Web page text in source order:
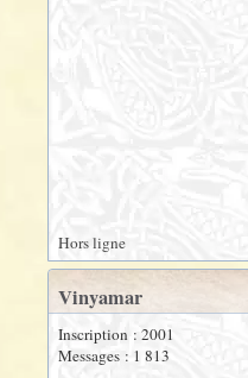
Hors ligne
Vinyamar
Inscription : 2001
Messages : 1 813